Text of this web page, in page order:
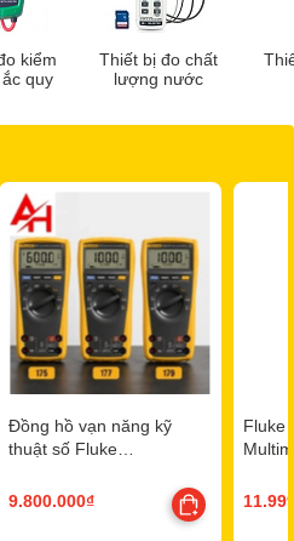
kiểm
quy
Thiết bị đo chất
lượng nước
Đồng hồ vạn năng kỹ
thuật số Fluke
9.800.000₫
Fluke